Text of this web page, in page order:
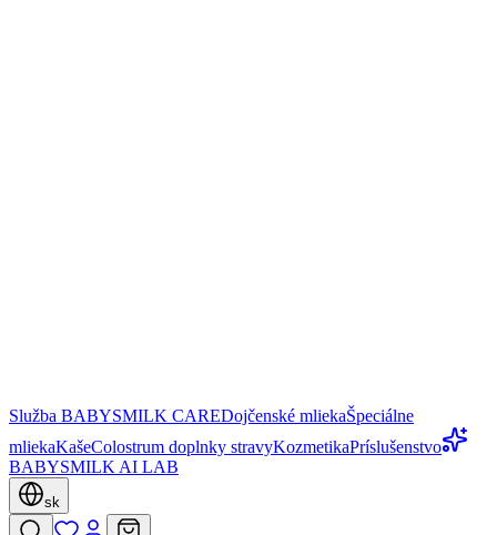
Služba BABYSMILK CAREDojčenské mliekaŠpeciálne
mliekaKašeColostrum doplnky stravyKozmetikaPríslušenstvo
BABYSMILK AI LAB
sk